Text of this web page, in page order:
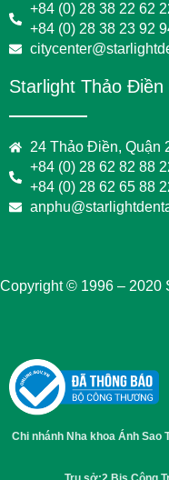
+84 (0) 28 38 22 62
+84 (0) 28 38 23 92
Starlight Thảo Điền
24 Thảo Điền, Quận
+84 (0) 28 62 82 88
+84 (0) 28 62 65 88
Copyright © 1996 – 2020
Chi nhánh Nha khoa Ánh Sao